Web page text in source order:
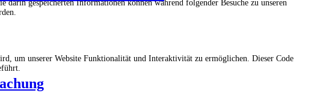
darin gespeicherten Informationen können während folgender Besuche zu unseren
um unserer Website Funktionalität und Interaktivität zu ermöglichen. Dieser Code